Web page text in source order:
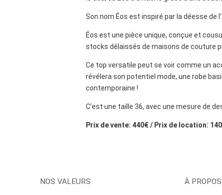
Son nom Éos est inspiré par la déesse de
Éos est une pièce unique, conçue et
stocks délaissés de maisons de couture
Ce top versatile peut se voir comme un
révélera son potentiel mode, une robe
contemporaine !
C’est une taille 36, avec une mesure de
Prix de vente: 440€ / Prix de location:
NOS VALEURS À PROPOS